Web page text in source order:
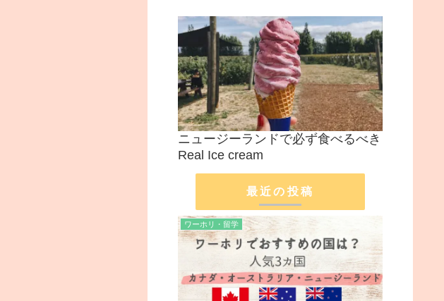
ニュージーランドで必ず食べるべき
Real Ice cream
最近の投稿
ワーホリ・留学